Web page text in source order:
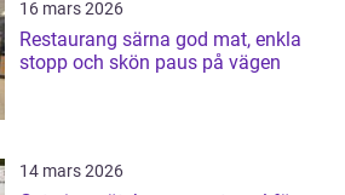
16 mars 2026
Restaurang särna god mat, enkla
stopp och skön paus på vägen
14 mars 2026